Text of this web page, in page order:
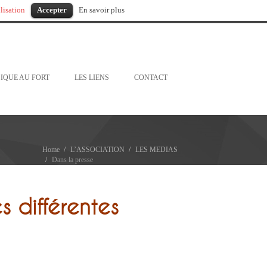
AU FORT LES LIENS CONTACT
Home L’ASSOCIATION
LES MEDIAS
Dans la presse
différentes
Accepter En savoir plus